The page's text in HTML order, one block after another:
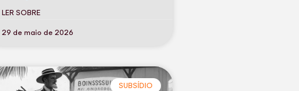
LER SOBRE
29 de maio de 2026
SUBSÍDIO